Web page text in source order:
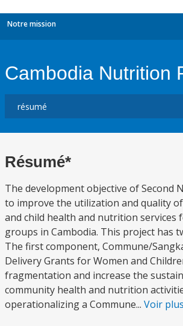
Notre mission
Cambodia Nutrition
Résumé*
The development objective of Second
to improve the utilization and quality
and child health and nutrition services
groups in Cambodia. This project has
The first component, Commune/
Delivery Grants for Women and
fragmentation and increase the
community health and nutrition
operationalizing a Commune... Voir plus